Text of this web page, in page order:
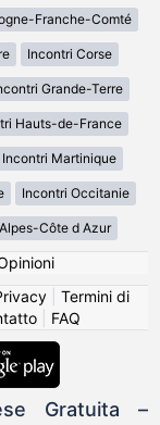
Franche-Comté
Incontri Corse
Grande-Terre
Hauts-de-France
Incontri Martinique
Incontri Occitanie
Côte d Azur
| Termini di
| FAQ
Gratuita –